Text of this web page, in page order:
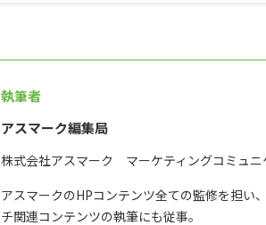
執筆者
アスマーク編集局
株式会社アスマーク マーケティングコミュニ
アスマークのHPコンテンツ全ての監修を担い
チ関連コンテンツの執筆にも従事。